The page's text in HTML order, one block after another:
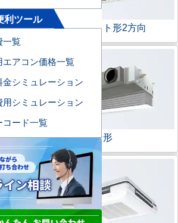
天井カセット形2方向
ビルトイン形
利ツール
一覧
エアコン価格一覧
金シミュレーション
用シミュレーション
コード一覧